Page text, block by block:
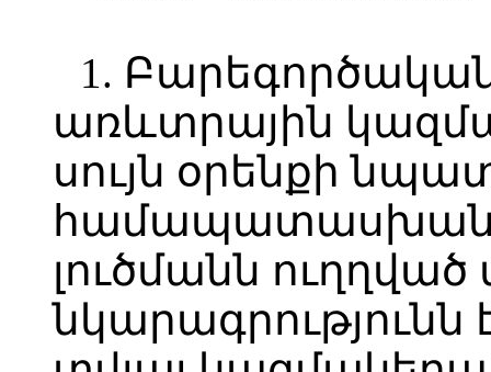
1.
առևտրային
սույն օրենքի
համապատասխան,
լուծմանն